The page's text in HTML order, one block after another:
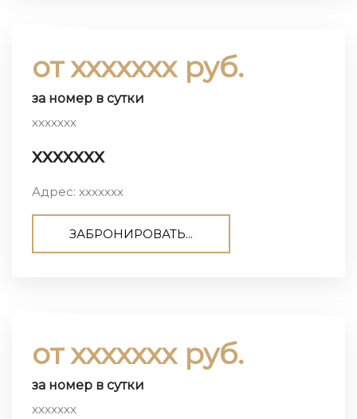
от ххххххх руб.
за номер в сутки
ххххххх
ххххххх
Адрес: ххххххх
ЗАБРОНИРОВАТЬ...
от ххххххх руб.
за номер в сутки
ххххххх